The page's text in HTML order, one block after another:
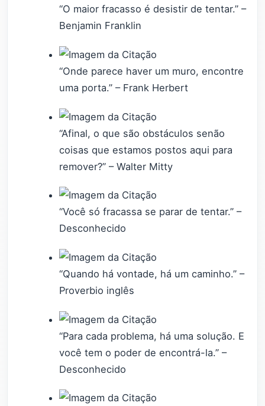
“O maior fracasso é desistir de tentar.” –
Benjamin Franklin
“Onde parece haver um muro, encontre
uma porta.” – Frank Herbert
“Afinal, o que são obstáculos senão
coisas que estamos postos aqui para
remover?” – Walter Mitty
“Você só fracassa se parar de tentar.” –
Desconhecido
“Quando há vontade, há um caminho.” –
Proverbio inglês
“Para cada problema, há uma solução. E
você tem o poder de encontrá-la.” –
Desconhecido